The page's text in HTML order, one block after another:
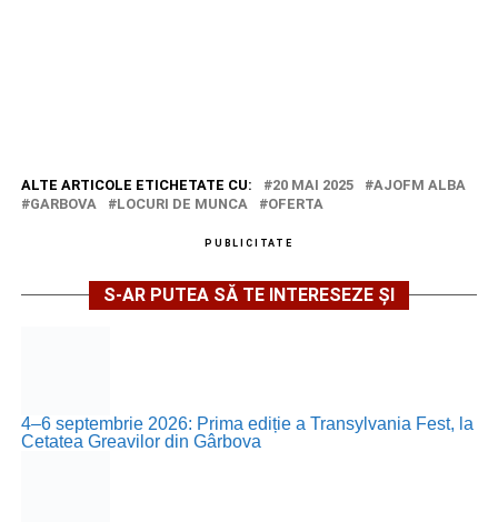
ALTE ARTICOLE ETICHETATE CU: 20 MAI 2025
AJOFM ALBA
GARBOVA
LOCURI DE MUNCA OFERTA
PUBLICITATE
S-AR PUTEA SĂ TE INTERESEZE ȘI
4–6 septembrie 2026: Prima ediție a Transylvania Fest, la
Cetatea Greavilor din Gârbova